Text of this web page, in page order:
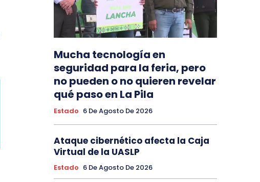
Mucha tecnología en
seguridad para la feria, pero
no pueden o no quieren revelar
qué paso en La Pila
Estado 6 De Agosto De 2026
Ataque cibernético afecta la Caja
Virtual de la UASLP
Estado 6 De Agosto De 2026